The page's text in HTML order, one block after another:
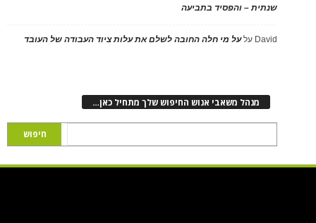
שנתית – והפסיד בתביעה
David עלעל מי חלה החובה לשלם את עלות ציוד העבודה של העובד
מנהל משאבי אנוש החיפוש שלך מתחיל כאן…